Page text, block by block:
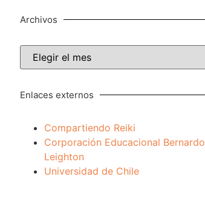
Archivos
Enlaces externos
Compartiendo Reiki
Corporación Educacional Bernardo
Leighton
Universidad de Chile